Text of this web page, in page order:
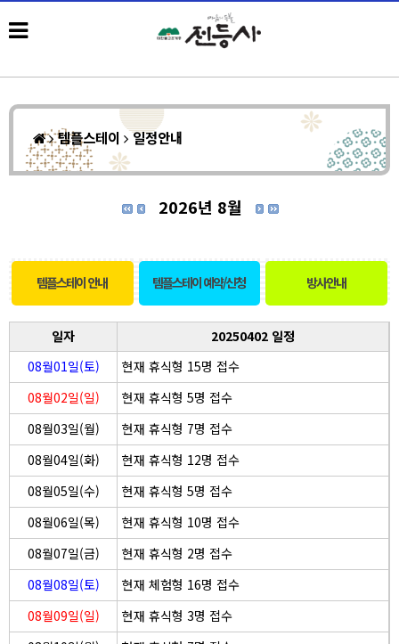
템플스테이 일정안내
2026년 8월
템플스테이 안내 템플스테이 예약/신청 방사안내
일자
20250402 일정
08월01일(토)
현재 휴식형 15명 접수
08월02일(일)
현재 휴식형 5명 접수
08월03일(월)
현재 휴식형 7명 접수
08월04일(화)
현재 휴식형 12명 접수
08월05일(수)
현재 휴식형 5명 접수
08월06일(목)
현재 휴식형 10명 접수
08월07일(금)
현재 휴식형 2명 접수
08월08일(토)
현재 체험형 16명 접수
08월09일(일)
현재 휴식형 3명 접수